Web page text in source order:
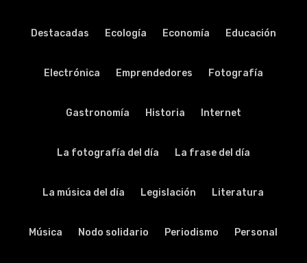
Destacadas Ecología Economía Educación
Electrónica Emprendedores Fotografía
Gastronomía Historia Internet
La fotografía del día La frase del día
La música del día Legislación Literatura
Música Nodo solidario Periodismo Personal